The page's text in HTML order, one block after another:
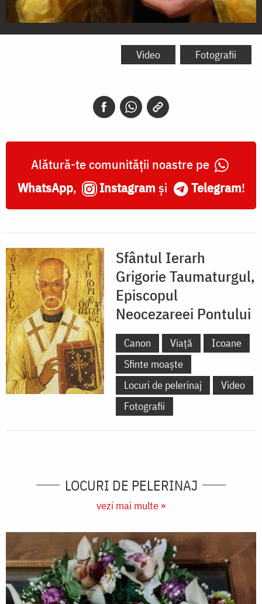
Iconiţe
Episcopul
Pontului
Video Fotografii
Alătură-te comunității noastre pe
WhatsApp, Instagram și Telegram!
Sfântul Ierarh
Grigorie Taumaturgul,
Episcopul
Neocezareei Pontului
Canon Viață
Icoane
Sfinte moaște
Locuri de pelerinaj
Video
Fotografii
LOCURI DE PELERINAJ
vezi mai multe »